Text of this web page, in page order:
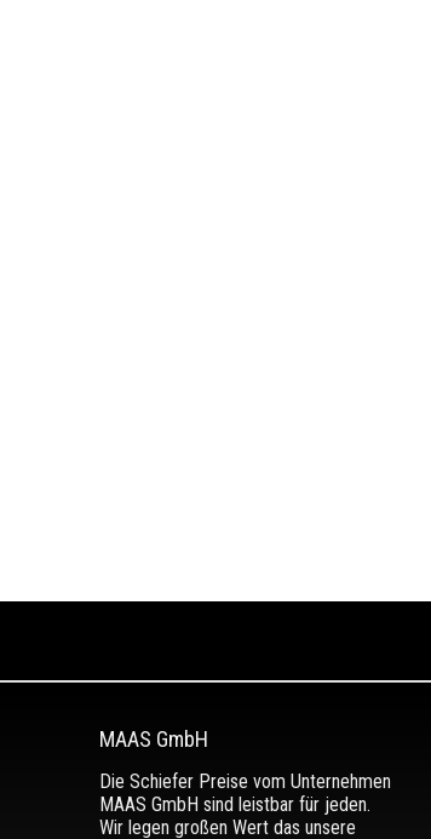
MAAS GmbH
Die Schiefer Preise vom Unternehmen
MAAS GmbH sind leistbar für jeden.
Wir legen großen Wert das unsere